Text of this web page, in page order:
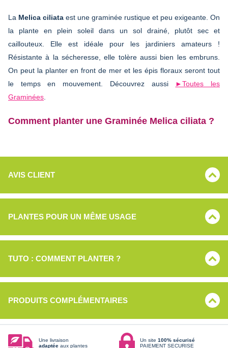
La Melica ciliata est une graminée rustique et peu exigeante. On
la plante en plein soleil dans un sol drainé, plutôt sec et
caillouteux. Elle est idéale pour les jardiniers amateurs !
Résistante à la sécheresse, elle tolère aussi bien les embruns.
On peut la planter en front de mer et les épis floraux seront tout
le temps en mouvement. Découvrez aussi
►Toutes les
Graminées
Comment planter une Graminée Melica ciliata ?
AVIS CLIENT
PLANTES POUR UN MÊME USAGE
TUTO : COMMENT PLANTER ?
PRODUITS COMPLÉMENTAIRES
Une livraison
adaptée aux plantes
Un site 100% sécurisé
PAIEMENT SECURISE